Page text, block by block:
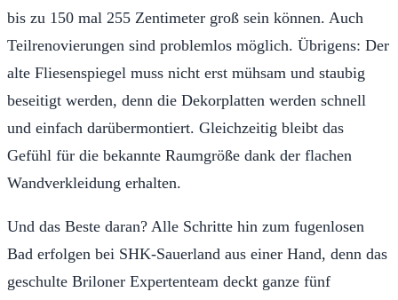
bis zu 150 mal 255 Zentimeter groß sein können. Auch
Teilrenovierungen sind problemlos möglich. Übrigens: Der
alte Fliesenspiegel muss nicht erst mühsam und staubig
beseitigt werden, denn die Dekorplatten werden schnell
und einfach darübermontiert. Gleichzeitig bleibt das
Gefühl für die bekannte Raumgröße dank der flachen
Wandverkleidung erhalten.
Und das Beste daran? Alle Schritte hin zum fugenlosen
Bad erfolgen bei SHK-Sauerland aus einer Hand, denn das
geschulte Briloner Expertenteam deckt ganze fünf